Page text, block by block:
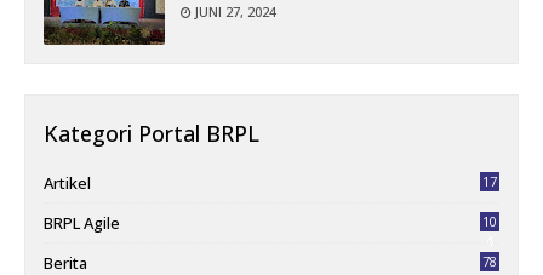
JUNI 27, 2024
Kategori Portal BRPL
Artikel 17
BRPL Agile
10
Berita 78